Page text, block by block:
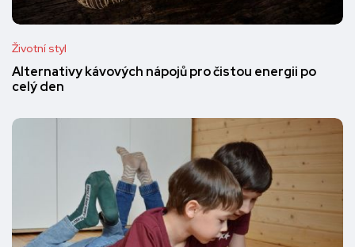
Životní styl
Alternativy kávových nápojů pro čistou energii po
celý den